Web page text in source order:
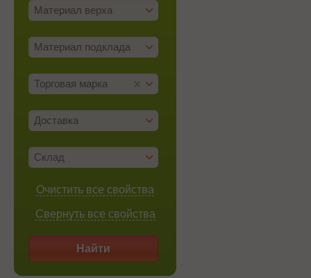
Материал верха
Материал подклада
Торговая марка
Доставка
Склад
Очистить все свойства
Свернуть все свойства
Найти